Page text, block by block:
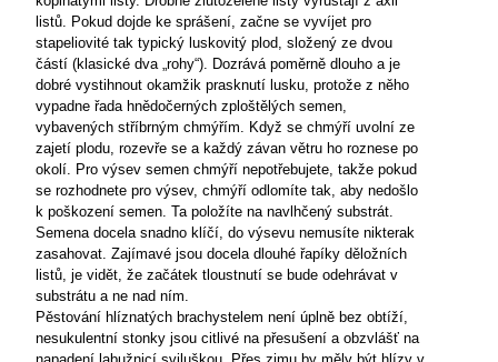
listů. Pokud dojde ke sprášení, začne se vyvíjet pro
stapeliovité tak typický luskovitý plod, složený ze dvou
částí (klasické dva „rohy“). Dozrává poměrně dlouho a je
dobré vystihnout okamžik prasknutí lusku, protože z něho
vypadne řada hnědočerných zploštělých semen,
vybavených stříbrným chmýřím. Když se chmýří uvolní ze
zajetí plodu, rozevře se a každý závan větru ho roznese po
okolí. Pro výsev semen chmýří nepotřebujete, takže pokud
se rozhodnete pro výsev, chmýří odlomíte tak, aby nedošlo
k poškození semen. Ta položíte na navlhčený substrát.
Semena docela snadno klíčí, do výsevu nemusíte nikterak
zasahovat. Zajímavé jsou docela dlouhé řapíky děložních
listů, je vidět, že začátek tloustnutí se bude odehrávat v
substrátu a ne nad ním.
Pěstování hlíznatých brachystelem není úplně bez obtíží,
nesukulentní stonky jsou citlivé na přesušení a obzvlášť na